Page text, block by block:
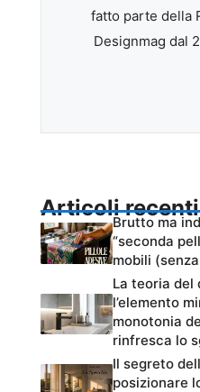
fatto parte della
Designmag dal
Articoli recenti
Brutto ma
“seconda
mobili
La teoria del
l’elemento
monotonia
rinfresca lo
Il segreto
posizionare